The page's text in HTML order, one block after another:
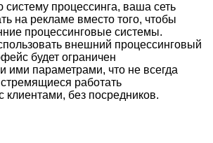
процессинга, ваша сеть
на рекламе вместо того, чтобы
процессинговые системы.
внешний процессинговый
будет ограничен
ими параметрами, что не всегда
работать
клиентами, без посредников.